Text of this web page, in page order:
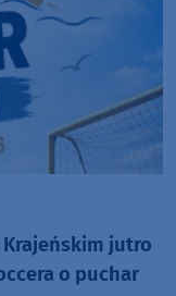
jutro
o puchar